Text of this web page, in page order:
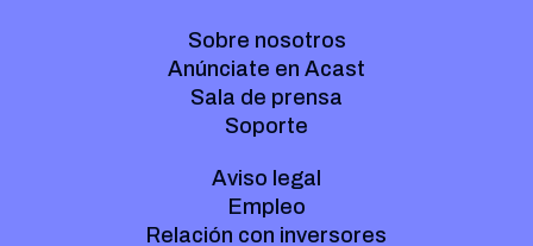
Sobre nosotros
Anúnciate en Acast
Sala de prensa
Soporte
Aviso legal
Empleo
Relación con inversores